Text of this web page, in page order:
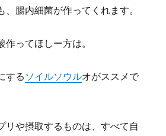
、腸内細菌が作ってくれます。
ってほしー方は。
するソイルソウルオがススメで
リや摂取するものは、すべて自